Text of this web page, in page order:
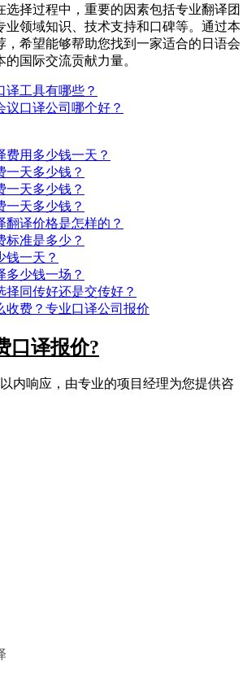
选择过程中，重要的因素包括专业翻译团
业领域知识、技术支持和口碑等。通过本
，希望能够帮助您找到一家适合的日语会
国际交流贡献力量。
译工具有哪些？
议口译公司哪个好？
费用多少钱一天？
一天多少钱？
一天多少钱？
一天多少钱？
翻译价格是怎样的？
标准是多少？
钱一天？
多少钱一场？
择同传好还是交传好？
收费？专业口译公司报价
口译报价?
内响应，由专业的项目经理为您提供咨